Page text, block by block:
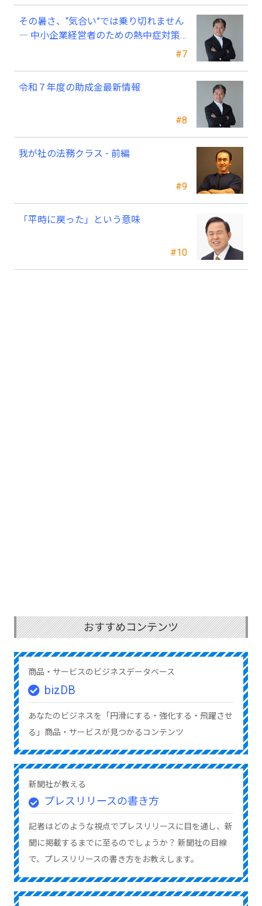
#7
その暑さ、“気合い”では乗り切れません
― 中小企業経営者のための熱中症対策
#8
令和７年度の助成金最新情報
#9
我が社の法務クラス - 前編
#10
「平時に戻った」という意味
おすすめコンテンツ
商品・サービスのビジネスデータベース
bizDB
あなたのビジネスを「円滑にする・強化する・飛躍させ
る」商品・サービスが見つかるコンテンツ
新聞社が教える
プレスリリースの書き方
記者はどのような視点でプレスリリースに目を通し、新
聞に掲載するまでに至るのでしょうか？ 新聞社の目線
で、プレスリリースの書き方をお教えします。